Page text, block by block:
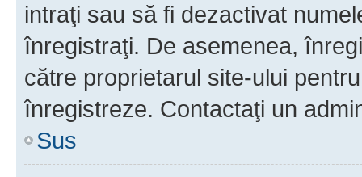
intraţi sau să fi dezactivat
înregistraţi. De asemenea,
către proprietarul site-ului
înregistreze. Contactaţi un
Sus